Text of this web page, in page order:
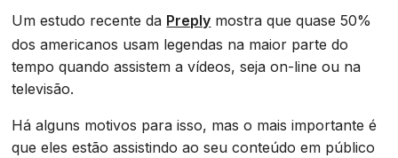
Um estudo recente da Preply mostra que quase 50%
dos americanos usam legendas na maior parte do
tempo quando assistem a vídeos, seja on-line ou na
televisão.
Há alguns motivos para isso, mas o mais importante é
que eles estão assistindo ao seu conteúdo em público